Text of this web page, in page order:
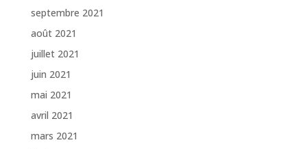
septembre 2021
août 2021
juillet 2021
juin 2021
mai 2021
avril 2021
mars 2021